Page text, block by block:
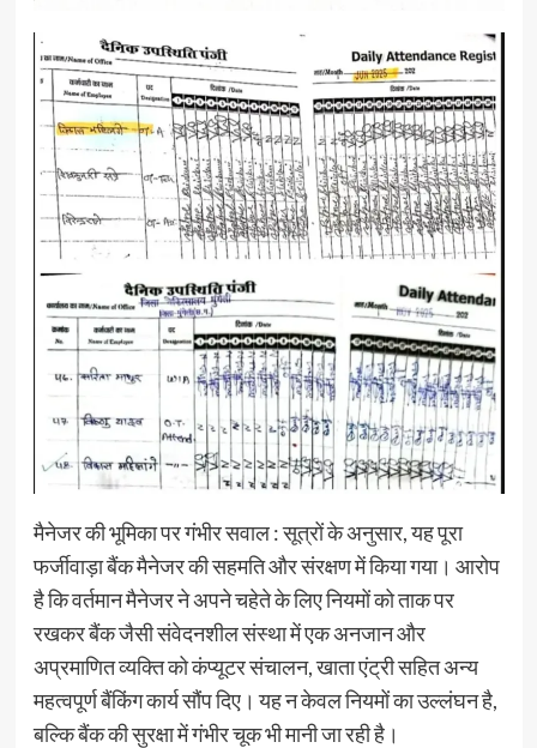
मैनेजर की भूमिका पर गंभीर सवाल : सूत्रों के अनुसार, यह पूरा
फर्जीवाड़ा बैंक मैनेजर की सहमति और संरक्षण में किया गया। आरोप
है कि वर्तमान मैनेजर ने अपने चहेते के लिए नियमों को ताक पर
रखकर बैंक जैसी संवेदनशील संस्था में एक अनजान और
अप्रमाणित व्यक्ति को कंप्यूटर संचालन, खाता एंट्री सहित अन्य
महत्वपूर्ण बैंकिंग कार्य सौंप दिए। यह न केवल नियमों का उल्लंघन है,
बल्कि बैंक की सुरक्षा में गंभीर चूक भी मानी जा रही है।